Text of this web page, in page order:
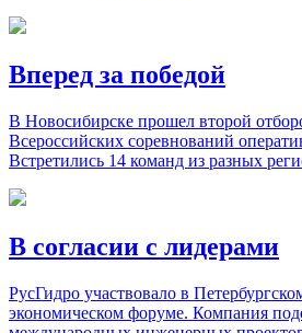
Вперед за победой
В Новосибирске прошел второй
Всероссийских соревнований
Встретились 14 команд из разных
В согласии с лидерами
РусГидро участвовало в
экономическом форуме. Компания